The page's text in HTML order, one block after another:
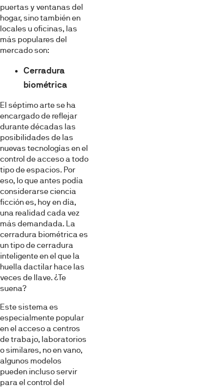
puertas y ventanas del
hogar, sino también en
locales u oficinas, las
más populares del
mercado son:
Cerradura
biométrica
El séptimo arte se ha
encargado de reflejar
durante décadas las
posibilidades de las
nuevas tecnologías en el
control de acceso a todo
tipo de espacios. Por
eso, lo que antes podía
considerarse ciencia
ficción es, hoy en día,
una realidad cada vez
más demandada. La
cerradura biométrica es
un tipo de cerradura
inteligente en el que la
huella dactilar hace las
veces de llave. ¿Te
suena?
Este sistema es
especialmente popular
en el acceso a centros
de trabajo, laboratorios
o similares, no en vano,
algunos modelos
pueden incluso servir
para el control del